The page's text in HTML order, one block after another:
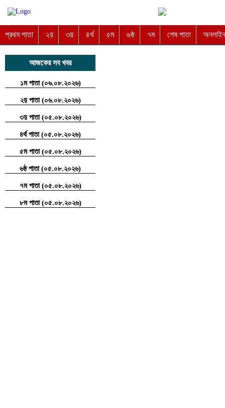
প্রথম পাতা ২য় ৩য় ৪র্থ ৫ম ৬ষ্ঠ ৭ম শেষ পাতা অনলাইন
আজকের সব খবর
১ম পাতা (০৬.০৮.২০২৬)
২য় পাতা (০৬.০৮.২০২৬)
৩য় পাতা (০৫.০৮.২০২৬)
৪র্থ পাতা (০৫.০৮.২০২৬)
৫ম পাতা (০৫.০৮.২০২৬)
৬ষ্ঠ পাতা (০৫.০৮.২০২৬)
৭ম পাতা (০৫.০৮.২০২৬)
৮ম পাতা (০৫.০৮.২০২৬)